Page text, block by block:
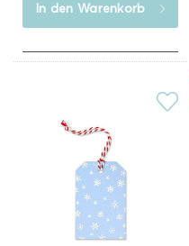
In den Warenkorb